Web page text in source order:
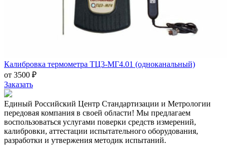
Калибровка термометра ТЦ3-МГ4.01 (одноканальный)
от 3500 ₽
Заказать
Единый Российский Центр Стандартизации и Метрологии
передовая компания в своей области! Мы предлагаем
воспользоваться услугами поверки средств измерений,
калибровки, аттестации испытательного оборудования,
разработки и утвержения методик испытаний.